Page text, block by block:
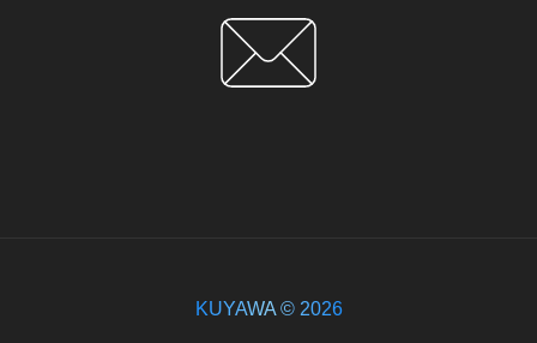
KUYAWA © 2026